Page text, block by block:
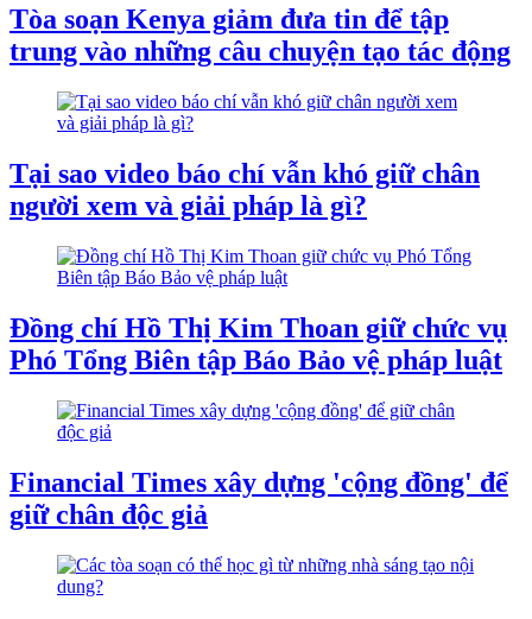
Tòa soạn Kenya giảm đưa tin để tập
trung vào những câu chuyện tạo tác động
Tại sao video báo chí vẫn khó giữ chân
người xem và giải pháp là gì?
Đồng chí Hồ Thị Kim Thoan giữ chức vụ
Phó Tổng Biên tập Báo Bảo vệ pháp luật
Financial Times xây dựng 'cộng đồng' để
giữ chân độc giả